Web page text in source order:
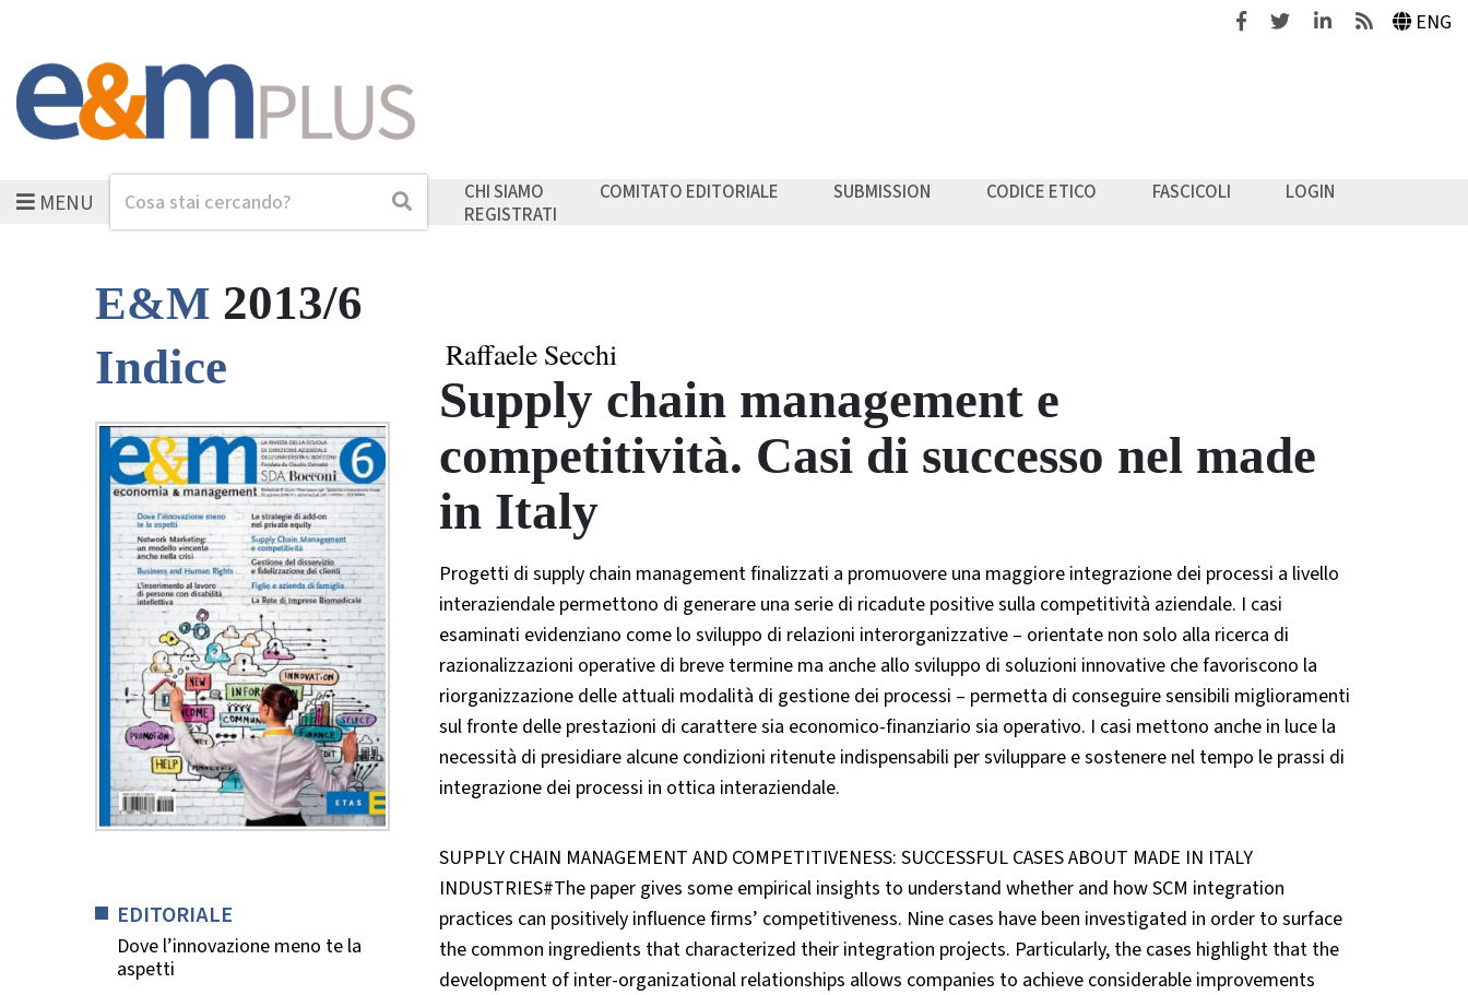
FacebookTwitterLinkedinFeeds ENG
MENUCerca Cerca CHI SIAMO COMITATO EDITORIALE SUBMISSION CODICE ETICO FASCICOLI
LOGIN
REGISTRATI
E&M 2013/6
Indice
EDITORIALE
Dove l’innovazione meno te la
aspetti
Raffaele Secchi
Supply chain management e
competitività. Casi di successo nel made
in Italy
Progetti di supply chain management finalizzati a promuovere una maggiore integrazione dei processi a livello
interaziendale permettono di generare una serie di ricadute positive sulla competitività aziendale. I casi
esaminati evidenziano come lo sviluppo di relazioni interorganizzative – orientate non solo alla ricerca di
razionalizzazioni operative di breve termine ma anche allo sviluppo di soluzioni innovative che favoriscono la
riorganizzazione delle attuali modalità di gestione dei processi – permetta di conseguire sensibili miglioramenti
sul fronte delle prestazioni di carattere sia economico-finanziario sia operativo. I casi mettono anche in luce la
necessità di presidiare alcune condizioni ritenute indispensabili per sviluppare e sostenere nel tempo le prassi di
integrazione dei processi in ottica interaziendale.
SUPPLY CHAIN MANAGEMENT AND COMPETITIVENESS: SUCCESSFUL CASES ABOUT MADE IN ITALY
INDUSTRIES#The paper gives some empirical insights to understand whether and how SCM integration
practices can positively influence firms’ competitiveness. Nine cases have been investigated in order to surface
the common ingredients that characterized their integration projects. Particularly, the cases highlight that the
development of inter-organizational relationships allows companies to achieve considerable improvements